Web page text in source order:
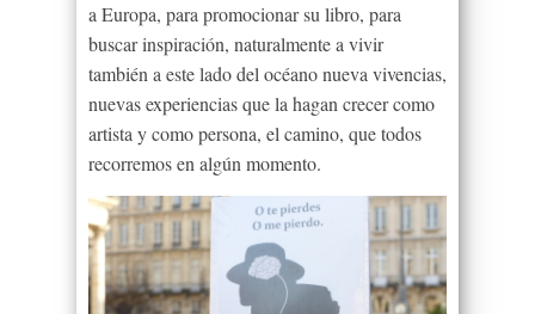
a Europa, para promocionar su libro, para
buscar inspiración, naturalmente a vivir
también a este lado del océano nueva vivencias,
nuevas experiencias que la hagan crecer como
artista y como persona, el camino, que todos
recorremos en algún momento.